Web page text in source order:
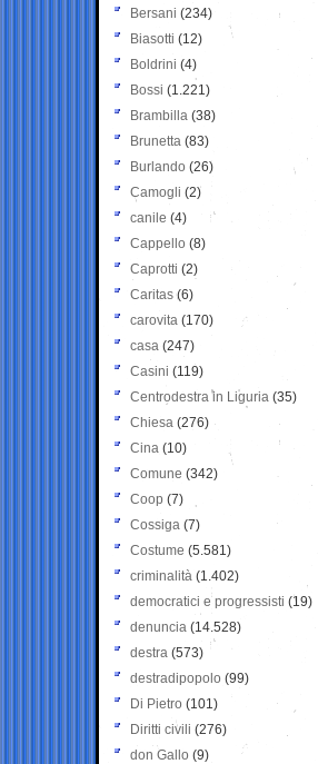
Bersani (234)
Biasotti (12)
Boldrini (4)
Bossi (1.221)
Brambilla (38)
Brunetta (83)
Burlando (26)
Camogli (2)
canile (4)
Cappello (8)
Caprotti (2)
Caritas (6)
carovita (170)
casa (247)
Casini (119)
Centrodestra in Liguria (35)
Chiesa (276)
Cina (10)
Comune (342)
Coop (7)
Cossiga (7)
Costume (5.581)
criminalità (1.402)
democratici e progressisti (19)
denuncia (14.528)
destra (573)
destradipopolo (99)
Di Pietro (101)
Diritti civili (276)
don Gallo (9)